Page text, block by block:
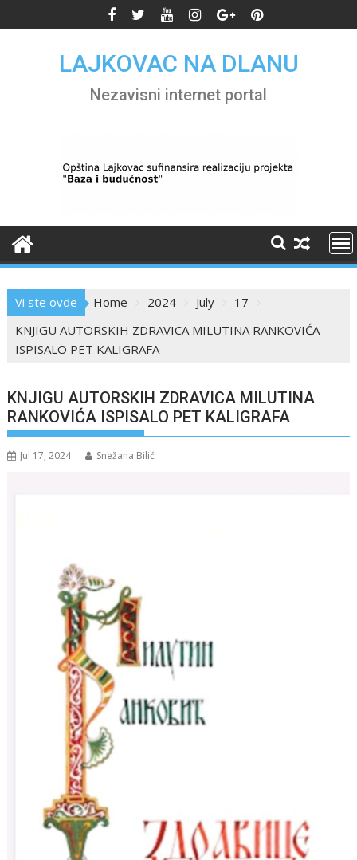
to
LAJKOVAC NA DLANU
Nezavisni internet portal
Vi ste ovde Home 2024 July
17
KNJIGU AUTORSKIH ZDRAVICA MILUTINA RANKOVIĆA
ISPISALO PET KALIGRAFA
KNJIGU AUTORSKIH ZDRAVICA MILUTINA
RANKOVIĆA ISPISALO PET KALIGRAFA
Jul 17, 2024 Snežana Bilić